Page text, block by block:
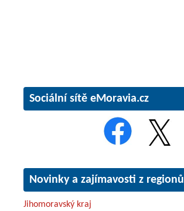
Sociální sítě eMoravia.cz
Novinky a zajímavosti z regionů
Jihomoravský kraj